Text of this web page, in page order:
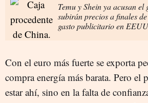
Temu y Shein ya acusan
subirán precios a finales
gasto publicitario en EEUU
Con el euro más fuerte se exporta
compra energía más barata. Pero el
estar ahí, sino en la falta de